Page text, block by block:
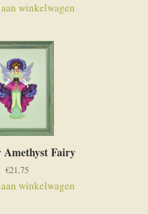
winkelwagen
Amethyst Fairy
€21,75
winkelwagen